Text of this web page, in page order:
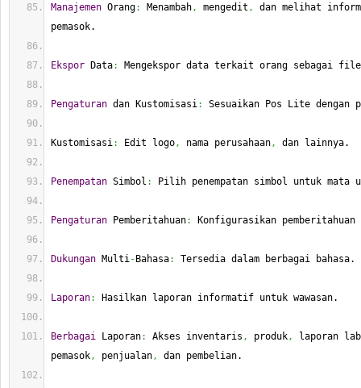
Manajemen Orang: Menambah, mengedit ,
dan melihat
pemasok.
Ekspor Data: Mengekspor data terkait orang sebagai
Pengaturan dan Kustomisasi: Sesuaikan Pos Lite dengan
Kustomisasi: Edit logo, nama perusahaan, dan lainnya.
Penempatan Simbol : Pilih penempatan simbol untuk mata
Pengaturan Pemberitahuan: Konfigurasikan pemberitahuan
Dukungan Multi- Bahasa: Tersedia dalam berbagai bahasa.
Laporan: Hasilkan laporan informatif untuk wawasan.
Berbagai Laporan: Akses inventaris , produk,
laporan
pemasok, penjualan, dan pembelian.